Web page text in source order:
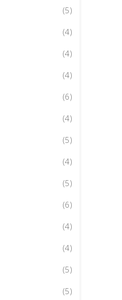
(5)
(4)
(4)
(4)
(6)
(4)
(5)
(4)
(5)
(6)
(4)
(4)
(5)
(5)